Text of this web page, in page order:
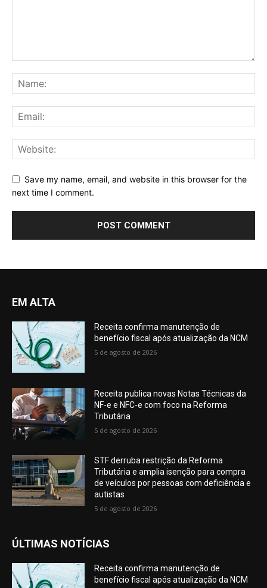
Save my name, email, and website in this browser for the
next time I comment.
EM ALTA
Receita confirma manutenção de
benefício fiscal após atualização da NCM
5 de agosto de 2026
Receita publica novas Notas Técnicas da
NF-e e NFC-e com foco na Reforma
Tributária
5 de agosto de 2026
STF derruba restrição da Reforma
Tributária e amplia isenção para compra
de veículos por pessoas com deficiência e
autistas
5 de agosto de 2026
ÚLTIMAS NOTÍCIAS
Receita confirma manutenção de
benefício fiscal após atualização da NCM